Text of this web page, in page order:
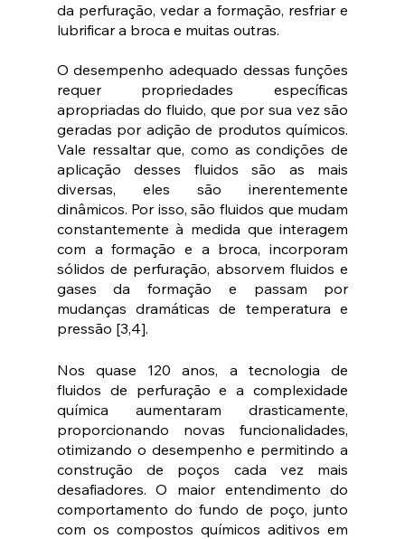
da perfuração, vedar a formação, resfriar e
lubrificar a broca e muitas outras.
O desempenho adequado dessas funções
requer propriedades específicas
apropriadas do fluido, que por sua vez são
geradas por adição de produtos químicos.
Vale ressaltar que, como as condições de
aplicação desses fluidos são as mais
diversas, eles são inerentemente
dinâmicos. Por isso, são fluidos que mudam
constantemente à medida que interagem
com a formação e a broca, incorporam
sólidos de perfuração, absorvem fluidos e
gases da formação e passam por
mudanças dramáticas de temperatura e
pressão [3,4].
Nos quase 120 anos, a tecnologia de
fluidos de perfuração e a complexidade
química aumentaram drasticamente,
proporcionando novas funcionalidades,
otimizando o desempenho e permitindo a
construção de poços cada vez mais
desafiadores. O maior entendimento do
comportamento do fundo de poço, junto
com os compostos químicos aditivos em